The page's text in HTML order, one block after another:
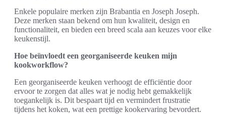
Enkele populaire merken zijn Brabantia en Joseph Joseph.
Deze merken staan bekend om hun kwaliteit, design en
functionaliteit, en bieden een breed scala aan keuzes voor elke
keukenstijl.
Hoe beïnvloedt een georganiseerde keuken mijn
kookworkflow?
Een georganiseerde keuken verhoogt de efficiëntie door
ervoor te zorgen dat alles wat je nodig hebt gemakkelijk
toegankelijk is. Dit bespaart tijd en vermindert frustratie
tijdens het koken, wat een prettige kookervaring bevordert.